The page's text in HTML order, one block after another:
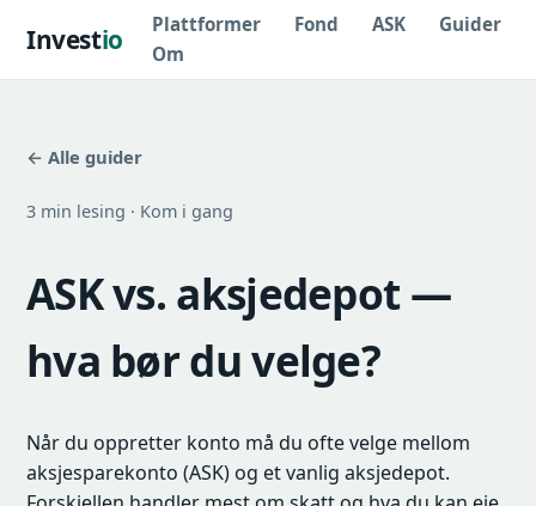
Investio Plattformer Fond ASK
Guider
Om
← Alle guider
3 min lesing · Kom i gang
ASK vs. aksjedepot —
hva bør du velge?
Når du oppretter konto må du ofte velge mellom
aksjesparekonto (ASK) og et vanlig aksjedepot.